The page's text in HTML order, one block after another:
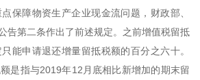
保障物资生产企业现金流问题，财政部、
告第二条作出了前述规定。之前增值税留抵
能申请退还增量留抵税额的百分之六十。
是指与2019年12月底相比新增加的期末留